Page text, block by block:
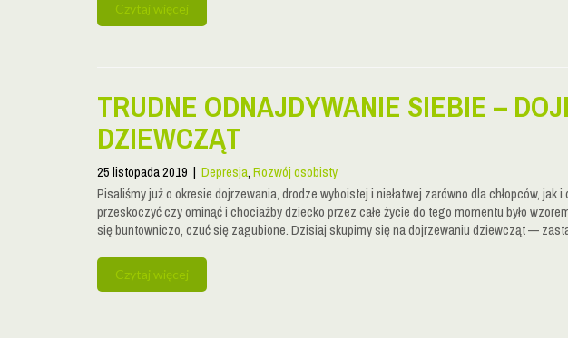
Czytaj więcej
TRUDNE ODNAJDYWANIE SIEBIE –
DZIEWCZĄT
25 listopada 2019 | Depresja,Rozwój osobisty
Pisaliśmy już o okresie dojrzewania, drodze wyboistej i niełatwej zarówno dla chłopców,
przeskoczyć czy ominąć i chociażby dziecko przez całe życie do tego momentu było
się buntowniczo, czuć się zagubione. Dzisiaj skupimy się na dojrzewaniu dziewcząt —
Czytaj więcej